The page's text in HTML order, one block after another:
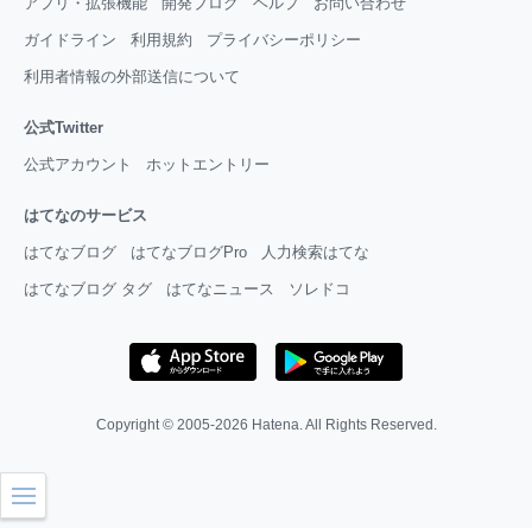
ガイドライン 利用規約 プライバシーポリシー
利用者情報の外部送信について
公式Twitter
公式アカウント ホットエントリー
はてなのサービス
はてなブログ はてなブログPro 人力検索はてな
はてなブログ タグ はてなニュース ソレドコ
Copyright © 2005-2026 Hatena. All Rights Reserved.